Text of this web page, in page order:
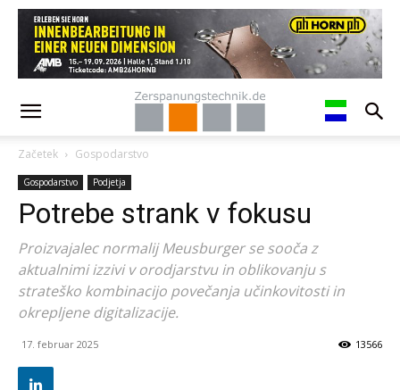
Začetek Gospodarstvo
Gospodarstvo Podjetja
Potrebe strank v fokusu
Proizvajalec normalij Meusburger se sooča z
aktualnimi izzivi v orodjarstvu in oblikovanju s
strateško kombinacijo povečanja učinkovitosti in
okrepljene digitalizacije.
17. februar 2025 13566